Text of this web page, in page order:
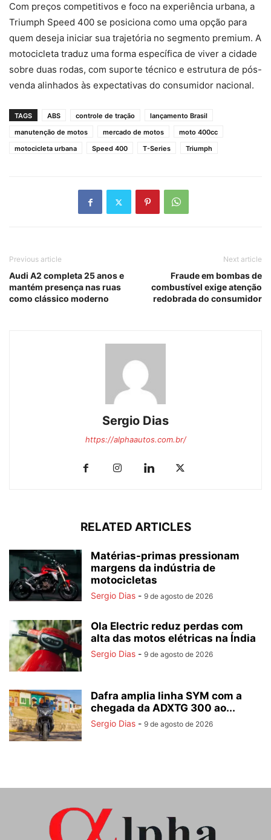
Com preços competitivos e foco na experiência urbana, a
Triumph Speed 400 se posiciona como uma opção para
quem deseja iniciar sua trajetória no segmento premium. A
motocicleta traduz uma forma específica de viver a cidade
sobre duas rodas, com suporte técnico e estrutura de pós-
venda alinhados às expectativas do consumidor nacional.
TAGS ABS controle de tração
lançamento Brasil
manutenção de motos
mercado de motos
moto 400cc
motocicleta urbana
Speed 400 T-Series Triumph
Previous article
Audi A2 completa 25 anos e
mantém presença nas ruas
como clássico moderno
Next article
Fraude em bombas de
combustível exige atenção
redobrada do consumidor
Sergio Dias
https://alphaautos.com.br/
RELATED ARTICLES
Matérias-primas pressionam
margens da indústria de
motocicletas
Sergio Dias - 9 de agosto de 2026
Ola Electric reduz perdas com
alta das motos elétricas na Índia
Sergio Dias - 9 de agosto de 2026
Dafra amplia linha SYM com a
chegada da ADXTG 300 ao...
Sergio Dias - 9 de agosto de 2026